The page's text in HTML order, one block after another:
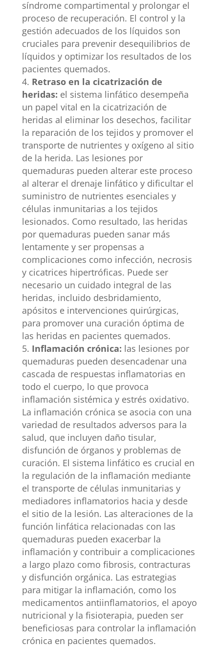
síndrome compartimental y prolongar el
proceso de recuperación. El control y la
gestión adecuados de los líquidos son
cruciales para prevenir desequilibrios de
líquidos y optimizar los resultados de los
pacientes quemados.
Retraso en la cicatrización de
heridas: el sistema linfático desempeña
un papel vital en la cicatrización de
heridas al eliminar los desechos, facilitar
la reparación de los tejidos y promover el
transporte de nutrientes y oxígeno al sitio
de la herida. Las lesiones por
quemaduras pueden alterar este proceso
al alterar el drenaje linfático y dificultar el
suministro de nutrientes esenciales y
células inmunitarias a los tejidos
lesionados. Como resultado, las heridas
por quemaduras pueden sanar más
lentamente y ser propensas a
complicaciones como infección, necrosis
y cicatrices hipertróficas. Puede ser
necesario un cuidado integral de las
heridas, incluido desbridamiento,
apósitos e intervenciones quirúrgicas,
para promover una curación óptima de
las heridas en pacientes quemados.
Inflamación crónica: las lesiones por
quemaduras pueden desencadenar una
cascada de respuestas inflamatorias en
todo el cuerpo, lo que provoca
inflamación sistémica y estrés oxidativo.
La inflamación crónica se asocia con una
variedad de resultados adversos para la
salud, que incluyen daño tisular,
disfunción de órganos y problemas de
curación. El sistema linfático es crucial en
la regulación de la inflamación mediante
el transporte de células inmunitarias y
mediadores inflamatorios hacia y desde
el sitio de la lesión. Las alteraciones de la
función linfática relacionadas con las
quemaduras pueden exacerbar la
inflamación y contribuir a complicaciones
a largo plazo como fibrosis, contracturas
y disfunción orgánica. Las estrategias
para mitigar la inflamación, como los
medicamentos antiinflamatorios, el apoyo
nutricional y la fisioterapia, pueden ser
beneficiosas para controlar la inflamación
crónica en pacientes quemados.